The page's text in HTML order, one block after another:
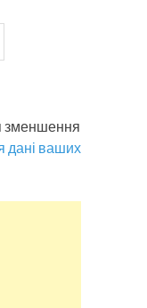
зменшення
дані ваших